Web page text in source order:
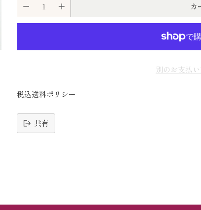
カ
別のお支払
税込送料ポリシー
共有